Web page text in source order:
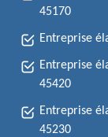
45170
Entreprise
Entreprise
45420
Entreprise
45230